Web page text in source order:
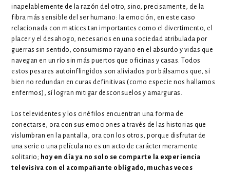
inapelablemente de la razón del otro, sino, precisamente, de la
fibra más sensible del ser humano: la emoción, en este caso
relacionada con matices tan importantes como el divertimento, el
placer y el desahogo, necesarios en una sociedad atribulada por
guerras sin sentido, consumismo rayano en el absurdo y vidas que
navegan en un río sin más puertos que oficinas y casas. Todos
estos pesares autoinflingidos son aliviados por bálsamos que, si
bien no redundan en curas definitivas (como especie nos hallamos
enfermos), sí logran mitigar desconsuelos y amarguras.
Los televidentes y los cinéfilos encuentran una forma de
conectarse, ora con sus emociones a través de las historias que
vislumbran en la pantalla, ora con los otros, porque disfrutar de
una serie o una película no es un acto de carácter meramente
solitario; hoy en día ya no solo se comparte la experiencia
televisiva con el acompañante obligado, muchas veces